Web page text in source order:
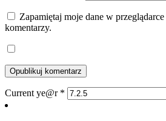
Zapamiętaj moje dane w
komentarzy.
Current ye@r *